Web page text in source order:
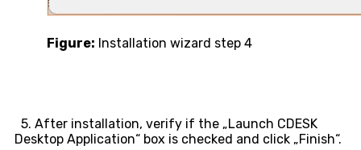
Figure: Installation wizard step 4
5. After installation, verify if the „Launch CDESK
Desktop Application“ box is checked and click „Finish“.